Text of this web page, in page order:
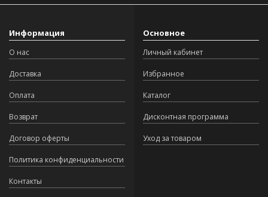
Информация
О нас
Доставка
Оплата
Возврат
Договор оферты
Политика конфиденциальности
Контакты
Основное
Личный кабинет
Избранное
Каталог
Дисконтная программа
Уход за товаром